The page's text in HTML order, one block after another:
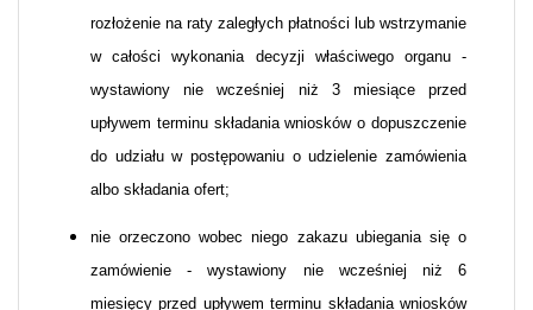
rozłożenie na raty zaległych płatności lub wstrzymanie
w całości wykonania decyzji właściwego organu -
wystawiony nie wcześniej niż 3 miesiące przed
upływem terminu składania wniosków o dopuszczenie
do udziału w postępowaniu o udzielenie zamówienia
albo składania ofert;
nie orzeczono wobec niego zakazu ubiegania się o
zamówienie - wystawiony nie wcześniej niż 6
miesięcy przed upływem terminu składania wniosków